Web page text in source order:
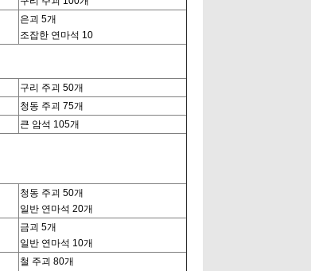
은괴 5개
조잡한 연마석 10
구리 주괴 50개
청동 주괴 75개
큰 암석 105개
청동 주괴 50개
일반 연마석 20개
금괴 5개
일반 연마석 10개
철 주괴 80개